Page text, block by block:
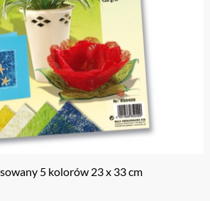
5 kolorów 23 x 33 cm